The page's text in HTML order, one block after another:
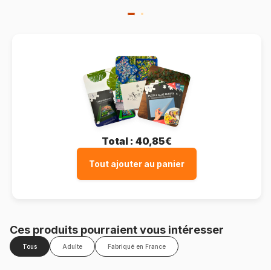
Total : 40,85€
Tout ajouter au panier
Ces produits pourraient vous intéresser
Tous Adulte Fabriqué en France